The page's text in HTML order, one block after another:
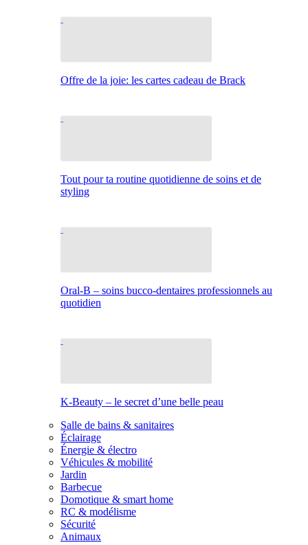
Offre de la joie: les cartes cadeau de Brack
Tout pour ta routine quotidienne de soins et de
styling
Oral-B – soins bucco-dentaires professionnels au
quotidien
K-Beauty – le secret d’une belle peau
Salle de bains & sanitaires
Éclairage
Énergie & électro
Véhicules & mobilité
Jardin
Barbecue
Domotique & smart home
RC & modélisme
Sécurité
Animaux